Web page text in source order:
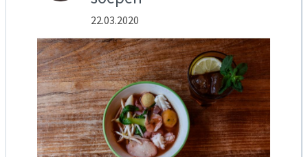
22.03.2020